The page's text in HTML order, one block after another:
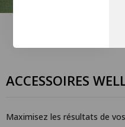
ACCESSOIRES
Maximisez les résultats de